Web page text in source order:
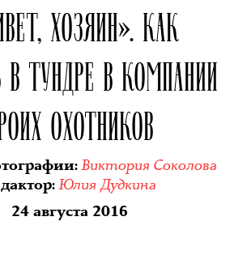
ХОЗЯИН». КАК
ТУНДРЕ В КОМПАНИИ
ОХОТНИКОВ
:Виктория Соколова
:Юлия Дудкина
24 августа 2016